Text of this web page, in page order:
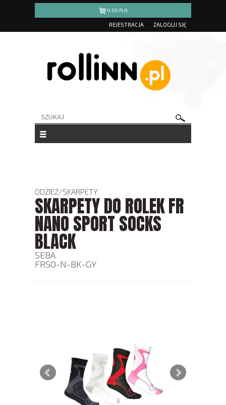
0.00 PLN
REJESTRACJA ZALOGUJ SIĘ
ODZIEŻ/SKARPETY
SKARPETY DO ROLEK FR
NANO SPORT SOCKS
BLACK
SEBA
FRSO-N-BK-GY